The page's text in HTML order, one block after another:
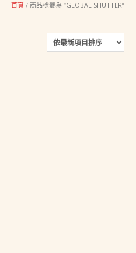
首頁 / 商品標籤為 “GLOBAL SHUTTER”